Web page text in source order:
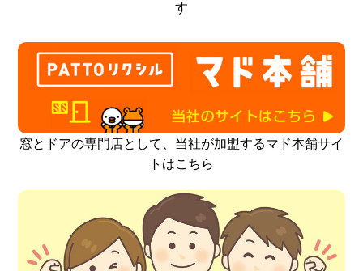
す
窓とドアの専門店として、当社が加盟するマド本舗サイ
トはこちら